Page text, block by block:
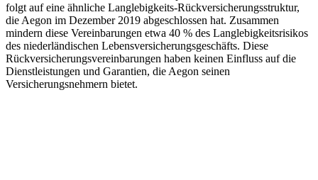
folgt auf eine ähnliche Langlebigkeits-Rückversicherungsstruktur,
die Aegon im Dezember 2019 abgeschlossen hat. Zusammen
mindern diese Vereinbarungen etwa 40 % des Langlebigkeitsrisikos
des niederländischen Lebensversicherungsgeschäfts. Diese
Rückversicherungsvereinbarungen haben keinen Einfluss auf die
Dienstleistungen und Garantien, die Aegon seinen
Versicherungsnehmern bietet.